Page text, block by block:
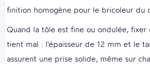
finition homogène pour le bricoleur du
Quand la tôle est fine ou ondulée, fixer
tient mal : l'épaisseur de 12 mm et le
assurent une prise solide, même sur